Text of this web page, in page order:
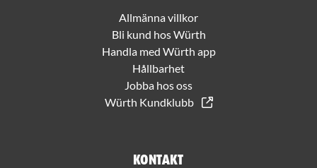
Allmänna villkor
Bli kund hos Würth
Handla med Würth app
Hållbarhet
Jobba hos oss
Würth Kundklubb
Kontakt